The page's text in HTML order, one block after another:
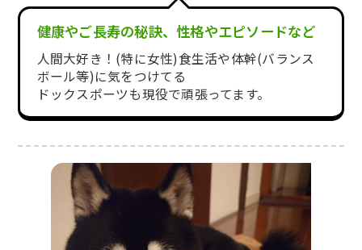
健康やご長寿の秘訣、性格やエピソードなど
人間大好き！(特に女性)食生活や体幹(バランス
ボール等)に気をつけてる
ドックスポーツも現役で頑張ってます。